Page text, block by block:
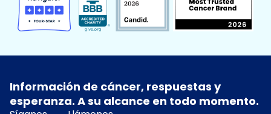
Información de cáncer, respuestas y
esperanza. A su alcance en todo momento.